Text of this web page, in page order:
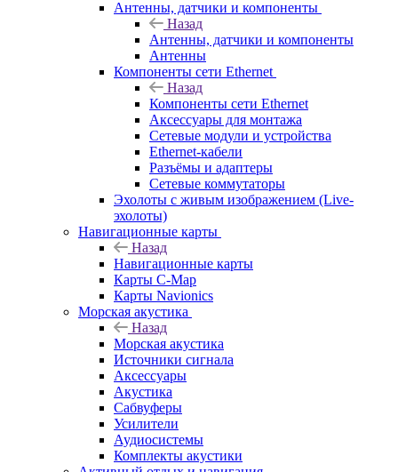
Антенны, датчики и компоненты
Назад
Антенны, датчики и компоненты
Антенны
Компоненты сети Ethernet
Назад
Компоненты сети Ethernet
Аксессуары для монтажа
Сетевые модули и устройства
Ethernet-кабели
Разъёмы и адаптеры
Сетевые коммутаторы
Эхолоты с живым изображением (Live-
эхолоты)
Навигационные карты
Назад
Навигационные карты
Карты C-Map
Карты Navionics
Морская акустика
Назад
Морская акустика
Источники сигнала
Аксессуары
Акустика
Сабвуферы
Усилители
Аудиосистемы
Комплекты акустики